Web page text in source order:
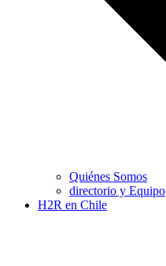
Quiénes Somos
directorio y Equipo
H2R en Chile